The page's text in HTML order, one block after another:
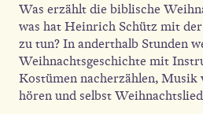
Was erzählt die biblische
was hat Heinrich Schütz mit
zu tun? In anderthalb Stunden
Weihnachtsgeschichte mit
Kostümen nacherzählen,
hören und selbst